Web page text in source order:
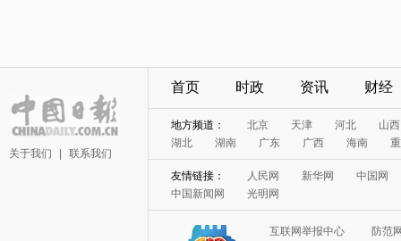
关于我们 联系我们
首页 时政 资讯 财经
地方频道： 北京 天津 河北
山西
湖北
湖南 广东 广西 海南
友情链接： 人民网 新华网
中国网
中国新闻网
光明网
互联网举报中心 防范